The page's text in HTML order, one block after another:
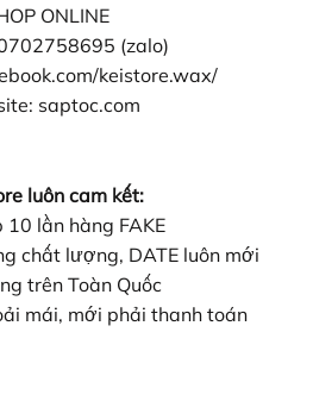
ONLINE
(zalo)
keistore.wax/
saptoc.com
luôn cam kết:
lần hàng FAKE
chất lượng, DATE luôn mới
trên Toàn Quốc
mái, mới phải thanh toán